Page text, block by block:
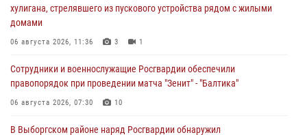
хулигана, стрелявшего из пускового устройства рядом с жилыми
домами
06 августа 2026, 11:36 3 1
Сотрудники и военнослужащие Росгвардии обеспечили
правопорядок при проведении матча "Зенит" - "Балтика"
06 августа 2026, 07:30 10
В Выборгском районе наряд Росгвардии обнаружил